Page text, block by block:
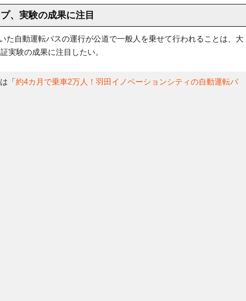
、実験の成果に注目
た自動運転バスの運行が公道で一般人を乗せて行われることは、大
実験の成果に注目したい。
「 約4カ月で乗車2万人！羽田イノベーションシティの自動運転バ